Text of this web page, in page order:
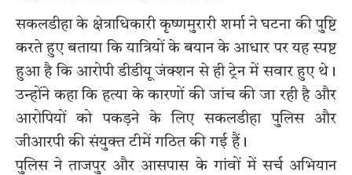
सकलडीहा के क्षेत्राधिकारी कृष्णमुरारी शर्मा ने घटना की पुष्टि
करते हुए बताया कि यात्रियों के बयान के आधार पर यह स्पष्ट
हुआ है कि आरोपी डीडीयू जंक्शन से ही ट्रेन में सवार हुए थे।
उन्होंने कहा कि हत्या के कारणों की जांच की जा रही है और
आरोपियों को पकड़ने के लिए सकलडीहा पुलिस और
जीआरपी की संयुक्त टीमें गठित की गई हैं।
पुलिस ने ताजपुर और आसपास के गांवों में सर्च अभियान